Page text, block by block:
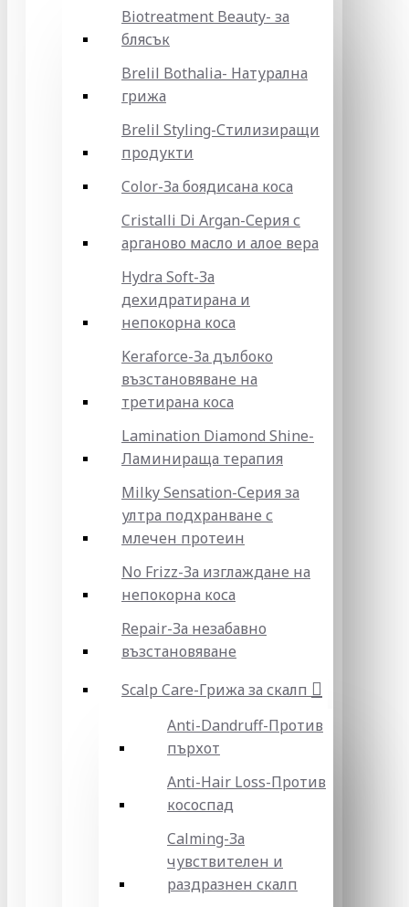
Biotreatment Beauty- за
блясък
Brelil Bothalia- Натурална
грижа
Brelil Styling-Стилизиращи
продукти
Color-За боядисана коса
Cristalli Di Argan-Серия с
арганово масло и алое вера
Hydra Soft-За
дехидратирана и
непокорна коса
Keraforce-За дълбоко
възстановяване на
третирана коса
Lamination Diamond Shine-
Ламинираща терапия
Milky Sensation-Серия за
ултра подхранване с
млечен протеин
No Frizz-За изглаждане на
непокорна коса
Repair-За незабавно
възстановяване
Scalp Care-Грижа за скалп
Anti-Dandruff-Против
пърхот
Anti-Hair Loss-Против
кососпад
Calming-За
чувствителен и
раздразнен скалп